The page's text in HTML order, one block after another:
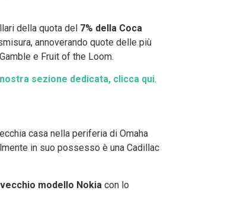
della quota del 7% della Coca
annoverando quote delle più
e Fruit of the Loom.
sezione dedicata, clicca qui.
casa nella periferia di Omaha
in suo possesso è una Cadillac
vecchio modello Nokia con lo